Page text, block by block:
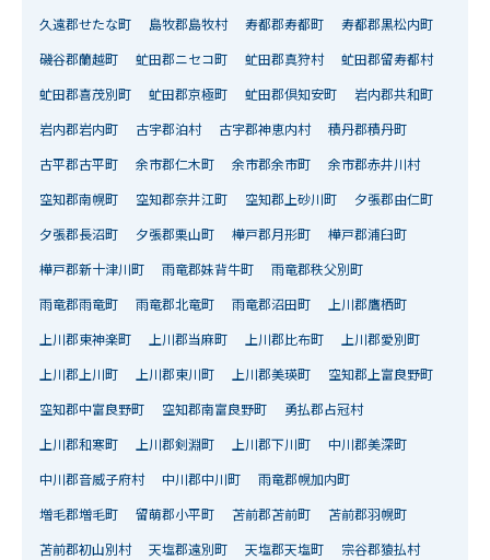
久遠郡せたな町 島牧郡島牧村 寿都郡寿都町 寿都郡黒松内町
磯谷郡蘭越町 虻田郡ニセコ町 虻田郡真狩村 虻田郡留寿都村
虻田郡喜茂別町 虻田郡京極町 虻田郡倶知安町 岩内郡共和町
岩内郡岩内町 古宇郡泊村 古宇郡神恵内村 積丹郡積丹町
古平郡古平町 余市郡仁木町 余市郡余市町 余市郡赤井川村
空知郡南幌町 空知郡奈井江町 空知郡上砂川町 夕張郡由仁町
夕張郡長沼町 夕張郡栗山町 樺戸郡月形町 樺戸郡浦臼町
樺戸郡新十津川町 雨竜郡妹背牛町 雨竜郡秩父別町
雨竜郡雨竜町 雨竜郡北竜町 雨竜郡沼田町 上川郡鷹栖町
上川郡東神楽町 上川郡当麻町 上川郡比布町 上川郡愛別町
上川郡上川町 上川郡東川町 上川郡美瑛町 空知郡上富良野町
空知郡中富良野町 空知郡南富良野町 勇払郡占冠村
上川郡和寒町 上川郡剣淵町 上川郡下川町 中川郡美深町
中川郡音威子府村 中川郡中川町 雨竜郡幌加内町
増毛郡増毛町 留萌郡小平町 苫前郡苫前町 苫前郡羽幌町
苫前郡初山別村 天塩郡遠別町 天塩郡天塩町 宗谷郡猿払村